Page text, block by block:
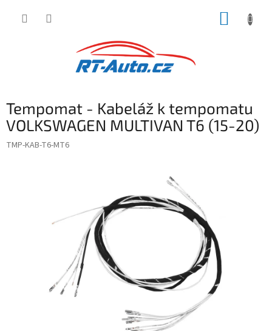
Tempomat - Kabeláž k tempomatu
VOLKSWAGEN MULTIVAN T6 (15-20)
TMP-KAB-T6-MT6